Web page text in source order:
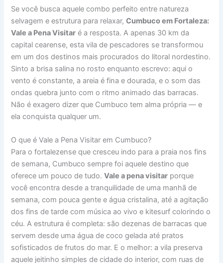
Se você busca aquele combo perfeito entre natureza
selvagem e estrutura para relaxar,Cumbuco em Fortaleza:
Vale a Pena Visitar é a resposta. A apenas 30 km da
capital cearense, esta vila de pescadores se transformou
em um dos destinos mais procurados do litoral nordestino.
Sinto a brisa salina no rosto enquanto escrevo: aqui o
vento é constante, a areia é fina e dourada, e o som das
ondas quebra junto com o ritmo animado das barracas.
Não é exagero dizer que Cumbuco tem alma própria — e
ela conquista qualquer um.
O que é Vale a Pena Visitar em Cumbuco?
Para o fortalezense que cresceu indo para a praia nos fins
de semana, Cumbuco sempre foi aquele destino que
oferece um pouco de tudo.Vale a pena visitar porque
você encontra desde a tranquilidade de uma manhã de
semana, com pouca gente e água cristalina, até a agitação
dos fins de tarde com música ao vivo e kitesurf colorindo o
céu. A estrutura é completa: são dezenas de barracas que
servem desde uma água de coco gelada até pratos
sofisticados de frutos do mar. E o melhor: a vila preserva
aquele jeitinho simples de cidade do interior, com ruas de